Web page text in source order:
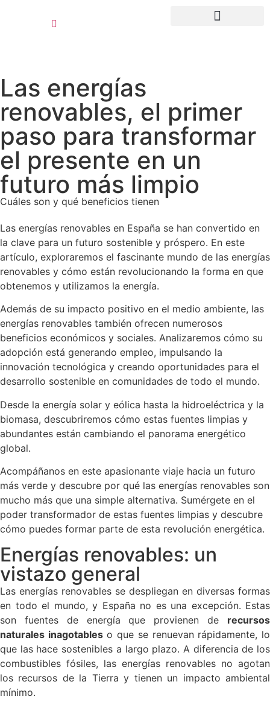
Las energías
renovables, el primer
paso para transformar
el presente en un
futuro más limpio
Cuáles son y qué beneficios tienen
Las energías renovables en España se han convertido en
la clave para un futuro sostenible y próspero. En este
artículo, exploraremos el fascinante mundo de las energías
renovables y cómo están revolucionando la forma en que
obtenemos y utilizamos la energía.
Además de su impacto positivo en el medio ambiente, las
energías renovables también ofrecen numerosos
beneficios económicos y sociales. Analizaremos cómo su
adopción está generando empleo, impulsando la
innovación tecnológica y creando oportunidades para el
desarrollo sostenible en comunidades de todo el mundo.
Desde la energía solar y eólica hasta la hidroeléctrica y la
biomasa, descubriremos cómo estas fuentes limpias y
abundantes están cambiando el panorama energético
global.
Acompáñanos en este apasionante viaje hacia un futuro
más verde y descubre por qué las energías renovables son
mucho más que una simple alternativa. Sumérgete en el
poder transformador de estas fuentes limpias y descubre
cómo puedes formar parte de esta revolución energética.
Energías renovables: un
vistazo general
Las energías renovables se despliegan en diversas formas
en todo el mundo, y España no es una excepción. Estas
son fuentes de energía que provienen de recursos
naturales inagotableso que se renuevan rápidamente, lo
que las hace sostenibles a largo plazo. A diferencia de los
combustibles fósiles, las energías renovables no agotan
los recursos de la Tierra y tienen un impacto ambiental
mínimo.